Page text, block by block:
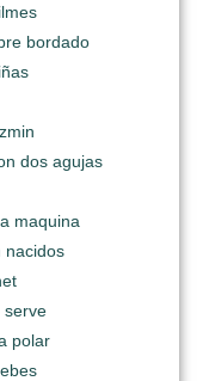
bordado
dos agujas
maquina
nacidos
serve
polar